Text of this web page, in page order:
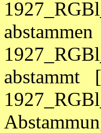
abstammt